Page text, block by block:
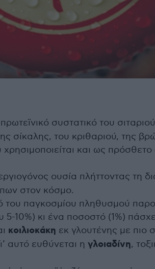
πρωτεϊνικό συστατικό του
σίκαλης, του κριθαριού, της
και ως πρόσθετο
ουσία πλήττοντας τη
στον κόσμο.
παγκοσμίου πληθυσμού
5-10%) κι ένα ποσοστό (1%)
κοιλιοκάκη εκ γλουτένης με
αυτό ευθύνεται η γλοιαδίνη,